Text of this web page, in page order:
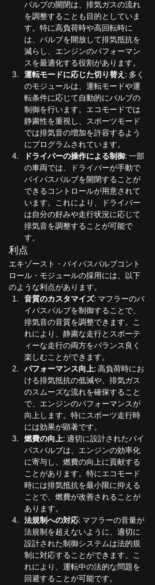
バルブの開閉は、排気ガスの流れ
を調整することも目的としていま
す。特に高負荷時や高回転時に
は、バルブを開放して排気抵抗を
減らし、エンジンのパフォーマン
スを最適化する役割があります。
運転モードに応じた切り替え : 多く
のモジュールは、運転モードや運
転条件に応じて自動的にバルブの
制御を行います。エコモードでは
静粛性を重視し、スポーツモード
では排気音の増加を許容するよう
にプログラムされています。
ドライバーの操作による制御: 一部
の車両では、ドライバーが手動で
バイパスバルブを開閉することが
できるコントロールが用意されて
います。これにより、ドライバー
は自分の好みや走行状況に応じて
排気音を調整することが可能で
す。
利点
エキゾースト・バイパスバルブコント
ロール・モジュールの採用には、以下
のような利点があります。
音質のカスタマイズ: マフラーのバ
イパスバルブを制御することで、
排気音の音質を調整できます。こ
れにより、静粛な走行とスポーテ
ィーな走行の両方をバランス良く
楽しむことができます。
パフォーマンス向上: 高負荷時にお
ける排気抵抗の低減や、排気ガス
のスムーズな流れを確保すること
で、エンジンのパフォーマンスが
向上します。特にスポーツ走行時
には効果が顕著です。
燃費の向上: 適切に設計されたバイ
パスバルブは、エンジンの効率化
に寄与し、燃費の向上に貢献する
ことがあります。特にエコモード
時には排気抵抗を最小限に抑える
ことで、燃費が改善されることが
あります。
法規制への対応: マフラーの音量が
法規制を超えないように、適切に
設計された制御システムは法的規
制に対応することができます。こ
れにより、運転中の法的な問題を
回避することが可能です。